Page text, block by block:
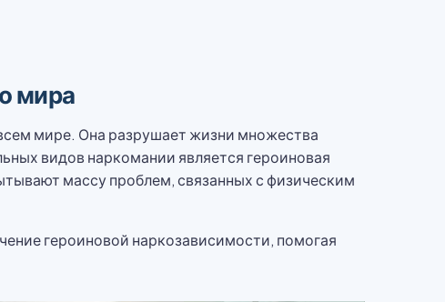
мира
мире. Она разрушает жизни множества
видов наркомании является героиновая
массу проблем, связанных с физическим
героиновой наркозависимости, помогая